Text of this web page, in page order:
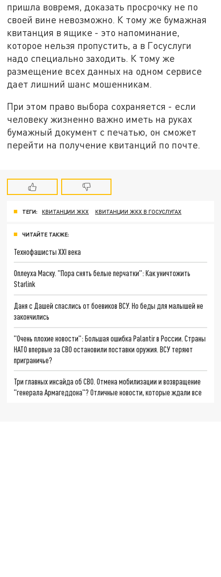
пришла вовремя, доказать просрочку не по
своей вине невозможно. К тому же бумажная
квитанция в ящике - это напоминание,
которое нельзя пропустить, а в Госуслуги
надо специально заходить. К тому же
размещение всех данных на одном сервисе
дает лишний шанс мошенникам.
При этом право выбора сохраняется - если
человеку жизненно важно иметь на руках
бумажный документ с печатью, он сможет
перейти на получение квитанций по почте.
ТЕГИ: КВИТАНЦИИ ЖКХ КВИТАНЦИИ ЖКХ В ГОСУСЛУГАХ
ЧИТАЙТЕ ТАКЖЕ:
Технофашисты XXI века
Оплеуха Маску. "Пора снять белые перчатки": Как уничтожить
Starlink
Даня с Дашей спаслись от боевиков ВСУ. Но беды для малышей не
закончились
"Очень плохие новости": Большая ошибка Palantir в России. Страны
НАТО впервые за СВО остановили поставки оружия. ВСУ теряют
приграничье?
Три главных инсайда об СВО. Отмена мобилизации и возвращение
"генерала Армагеддона"? Отличные новости, которые ждали все